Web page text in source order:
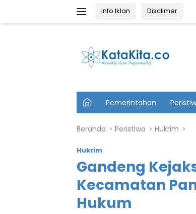
Info Iklan Disclimer
U
t
m
Pemerintahan
Beranda Peristiwa Hukrim
Hukrim
Gandeng
Kecamatan
Hukum